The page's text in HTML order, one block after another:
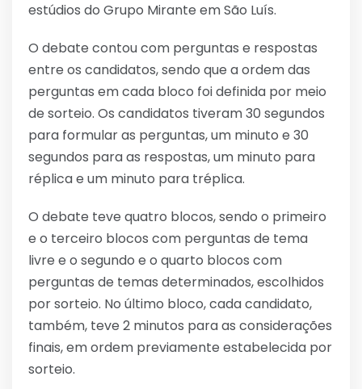
estúdios do Grupo Mirante em São Luís.
O debate contou com perguntas e respostas
entre os candidatos, sendo que a ordem das
perguntas em cada bloco foi definida por meio
de sorteio. Os candidatos tiveram 30 segundos
para formular as perguntas, um minuto e 30
segundos para as respostas, um minuto para
réplica e um minuto para tréplica.
O debate teve quatro blocos, sendo o primeiro
e o terceiro blocos com perguntas de tema
livre e o segundo e o quarto blocos com
perguntas de temas determinados, escolhidos
por sorteio. No último bloco, cada candidato,
também, teve 2 minutos para as considerações
finais, em ordem previamente estabelecida por
sorteio.